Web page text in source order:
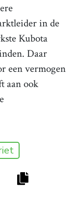
in de
Kubota
Daar
een vermogen
aan ook